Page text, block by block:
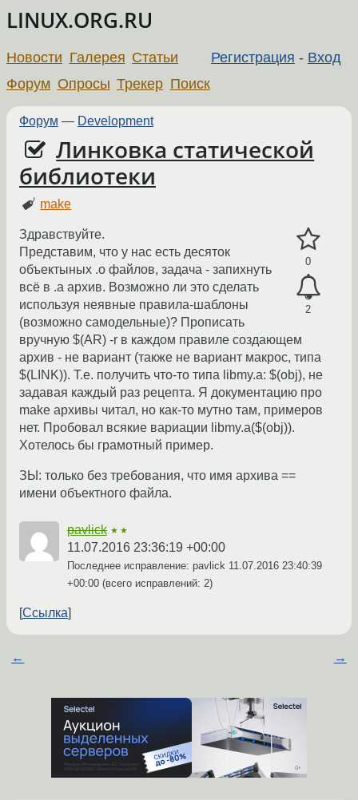
LINUX.ORG.RU
Регистрация - Вход
Новости Галерея Статьи
Форум Опросы Трекер Поиск
Форум — Development
Линковка статической
библиотеки
make
0
2
Здравствуйте.
Представим, что у нас есть десяток
объектыных .o файлов, задача - запихнуть
всё в .a архив. Возможно ли это сделать
используя неявные правила-шаблоны
(возможно самодельные)? Прописать
вручную $(AR) -r в каждом правиле создающем
архив - не вариант (также не вариант макрос, типа
$(LINK)). Т.е. получить что-то типа libmy.a: $(obj), не
задавая каждый раз рецепта. Я документацию про
make архивы читал, но как-то мутно там, примеров
нет. Пробовал всякие вариации libmy.a($(obj)).
Хотелось бы грамотный пример.
ЗЫ: только без требования, что имя архива ==
имени объектного файла.
pavlick ★★
11.07.2016 23:36:19 +00:00
Последнее исправление: pavlick 11.07.2016 23:40:39
+00:00 (всего исправлений: 2)
Ссылка
← →